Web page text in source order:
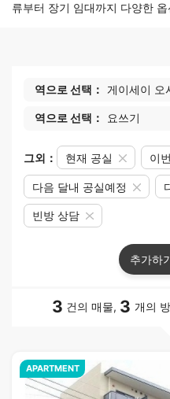
류부터 장기 임대까지 다양한
역으로 선택： 게이세이 오
역으로 선택： 요쓰기
그외： 현재 공실 이
다음 달내 공실예정
빈방 상담
추가하
3 건의 매물, 3 개의
APARTMENT